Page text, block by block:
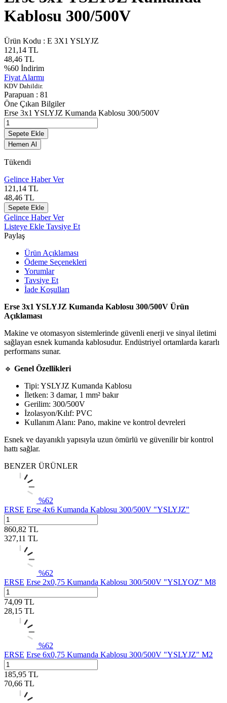
Kablosu 300/500V
Ürün Kodu : E 3X1 YSLYJZ
121,14 TL
48,46 TL
%60 İndirim
Fiyat Alarmı
KDV Dahildir.
Parapuan : 81
Öne Çıkan Bilgiler
Erse 3x1 YSLYJZ Kumanda Kablosu 300/500V
Sepete Ekle
Hemen Al
Tükendi
Gelince Haber Ver
121,14 TL
48,46 TL
Sepete Ekle
Gelince Haber Ver
Listeye Ekle Tavsiye Et
Paylaş
Ürün Açıklaması
Ödeme Seçenekleri
Yorumlar
Tavsiye Et
İade Koşulları
Erse 3x1 YSLYJZ Kumanda Kablosu 300/500V Ürün
Açıklaması
Makine ve otomasyon sistemlerinde güvenli enerji ve sinyal iletimi
sağlayan esnek kumanda kablosudur. Endüstriyel ortamlarda kararlı
performans sunar.
🔹 Genel Özellikleri
Tipi: YSLYJZ Kumanda Kablosu
İletken: 3 damar, 1 mm² bakır
Gerilim: 300/500V
İzolasyon/Kılıf: PVC
Kullanım Alanı: Pano, makine ve kontrol devreleri
Esnek ve dayanıklı yapısıyla uzun ömürlü ve güvenilir bir kontrol
hattı sağlar.
BENZER ÜRÜNLER
%62
ERSE Erse 4x6 Kumanda Kablosu 300/500V "YSLYJZ"
860,82 TL
327,11 TL
%62
ERSE Erse 2x0,75 Kumanda Kablosu 300/500V "YSLYOZ" M8
74,09 TL
28,15 TL
%62
ERSE Erse 6x0,75 Kumanda Kablosu 300/500V "YSLYJZ" M2
185,95 TL
70,66 TL